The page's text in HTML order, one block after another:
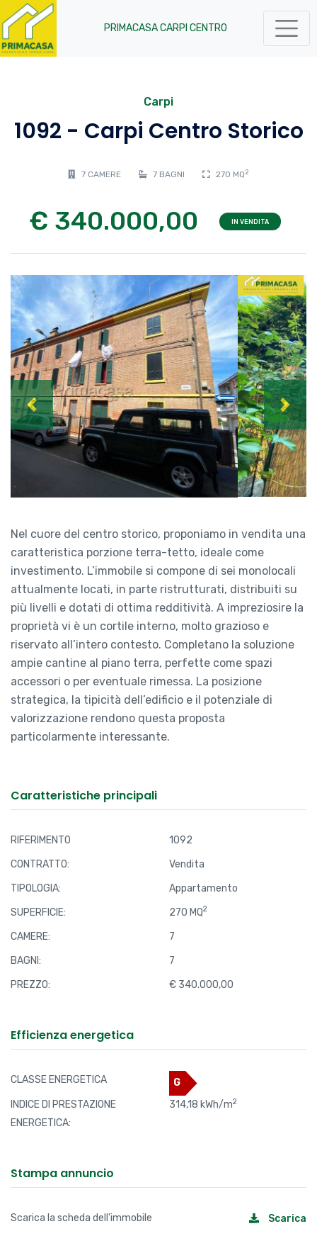
PRIMACASA CARPI CENTRO
Carpi
1092 - Carpi Centro Storico
7 CAMERE 7 BAGNI 270 MQ 2
€ 340.000,00 IN VENDITA
Previous Next
Nel cuore del centro storico, proponiamo in vendita una
caratteristica porzione terra-tetto, ideale come
investimento. L’immobile si compone di sei monolocali
attualmente locati, in parte ristrutturati, distribuiti su
più livelli e dotati di ottima redditività. A impreziosire la
proprietà vi è un cortile interno, molto grazioso e
riservato all’intero contesto. Completano la soluzione
ampie cantine al piano terra, perfette come spazi
accessori o per eventuale rimessa. La posizione
strategica, la tipicità dell’edificio e il potenziale di
valorizzazione rendono questa proposta
particolarmente interessante.
Caratteristiche principali
RIFERIMENTO
1092
CONTRATTO:
Vendita
TIPOLOGIA:
Appartamento
SUPERFICIE:
270 MQ2
CAMERE:
7
BAGNI:
7
PREZZO:
€ 340.000,00
Efficienza energetica
CLASSE ENERGETICA
G
INDICE DI PRESTAZIONE
ENERGETICA:
314,18 kWh/m2
Stampa annuncio
Scarica la scheda dell'immobile Scarica